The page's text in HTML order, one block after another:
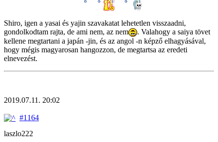
Shiro, igen a yasai és yajin szavakatat lehetetlen visszaadni,
gondolkodtam rajta, de ami nem, az nem
. Valahogy a saiya tövet
kellene megtartani a japán -jin, és az angol -n képző elhagyásával,
hogy mégis magyarosan hangozzon, de megtartsa az eredeti
elnevezést.
2019.07.11. 20:02
#1164
laszlo222